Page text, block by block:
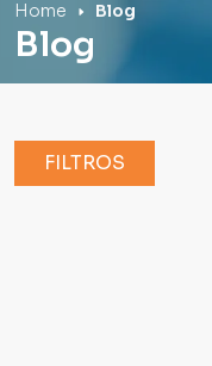
Home Blog
Blog
FILTROS